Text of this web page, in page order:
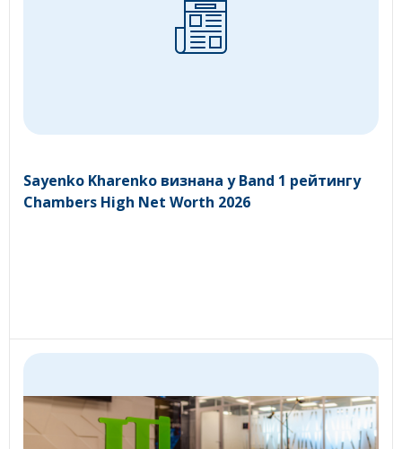
Sayenko Kharenko визнана у Band 1 рейтингу
Chambers High Net Worth 2026